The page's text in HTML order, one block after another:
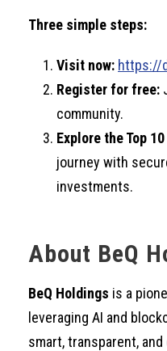
Three simple steps:
Visit now: https://
Register for free:
community.
Explore the Top
journey with
investments.
About BeQ
BeQ Holdings is a
leveraging AI and
smart, transparent,